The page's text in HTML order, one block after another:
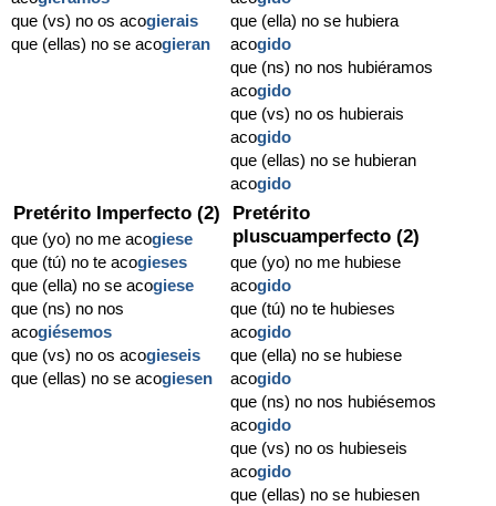
que (vs) no os acogierais
que (ellas) no se acogieran
que (ella) no se hubiera
acogido
que (ns) no nos hubiéramos
acogido
que (vs) no os hubierais
acogido
que (ellas) no se hubieran
acogido
Pretérito Imperfecto (2)
que (yo) no me acogiese
que (tú) no te acogieses
que (ella) no se acogiese
que (ns) no nos
acogiésemos
que (vs) no os acogieseis
que (ellas) no se acogiesen
Pretérito
pluscuamperfecto (2)
que (yo) no me hubiese
acogido
que (tú) no te hubieses
acogido
que (ella) no se hubiese
acogido
que (ns) no nos hubiésemos
acogido
que (vs) no os hubieseis
acogido
que (ellas) no se hubiesen